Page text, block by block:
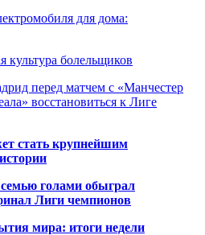
для дома:
культура болельщиков
перед матчем с «Манчестер
восстановиться к Лиге
стать крупнейшим
голами обыграл
Лиги чемпионов
мира: итоги недели